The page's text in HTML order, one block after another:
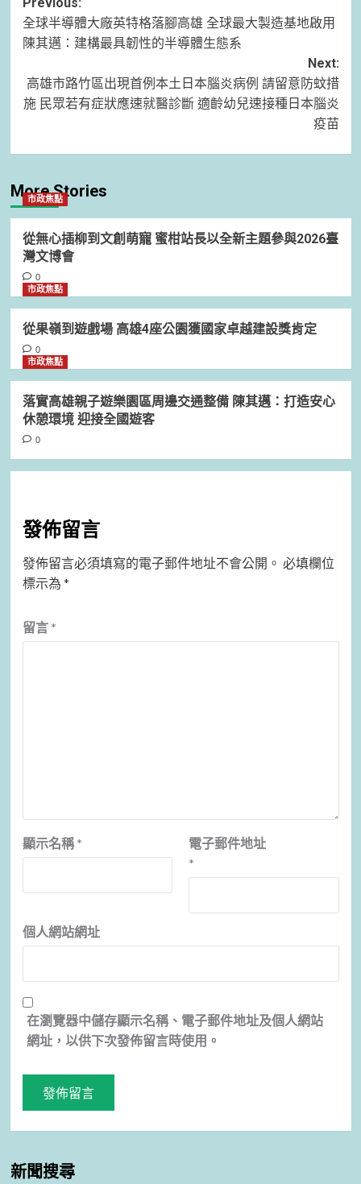
navigation
全球半導體大廠英特格落腳高雄 全球最大製造基地啟用
陳其邁：建構最具韌性的半導體生態系
Next:
高雄市路竹區出現首例本土日本腦炎病例 請留意防蚊措
施 民眾若有症狀應速就醫診斷 適齡幼兒速接種日本腦炎
疫苗
More Stories
市政焦點
從無心插柳到文創萌寵 蜜柑站長以全新主題參與2026臺
灣文博會
0
市政焦點
從果嶺到遊戲場 高雄4座公園獲國家卓越建設獎肯定
0
市政焦點
落實高雄親子遊樂園區周邊交通整備 陳其邁：打造安心
休憩環境 迎接全國遊客
0
發佈留言
發佈留言必須填寫的電子郵件地址不會公開。 必填欄位
標示為 *
留言 *
顯示名稱 *
電子郵件地址
*
個人網站網址
在瀏覽器中儲存顯示名稱、電子郵件地址及個人網站
網址，以供下次發佈留言時使用。
新聞搜尋